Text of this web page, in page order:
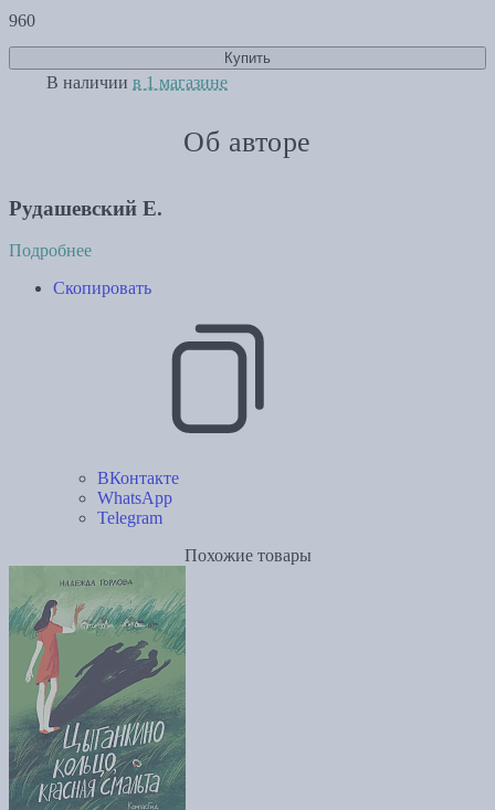
960
Купить
В наличии в 1 магазине
Об авторе
Рудашевский Е.
Подробнее
Скопировать
ВКонтакте
WhatsApp
Telegram
Похожие товары